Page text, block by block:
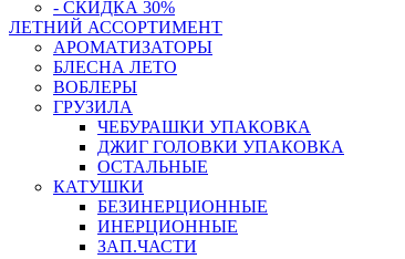
- СКИДКА 30%
ЛЕТНИЙ АССОРТИМЕНТ
АРОМАТИЗАТОРЫ
БЛЕСНА ЛЕТО
ВОБЛЕРЫ
ГРУЗИЛА
ЧЕБУРАШКИ УПАКОВКА
ДЖИГ ГОЛОВКИ УПАКОВКА
ОСТАЛЬНЫЕ
КАТУШКИ
БЕЗИНЕРЦИОННЫЕ
ИНЕРЦИОННЫЕ
ЗАП.ЧАСТИ